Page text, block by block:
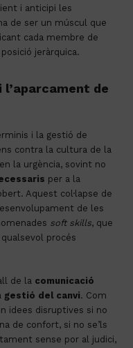
i anticipi les
de ser un múscul que
cada membre de
jeràrquica.
l’aparcament de
i la gestió de
contra la cultura de la
la urgència, sovint no
per a la
Aquest col·lapse de
de les
soft skills, que
procés
de la comunicació
gestió del canvi. Com
idees disruptives si no
de confort, si no se’ls
sense por al judici,